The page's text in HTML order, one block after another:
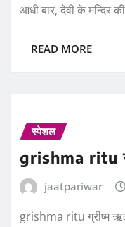
आधी बार, देवी के मन्दिर
READ MORE
स्पेशल
grishma ritu
jaatpariwar
grishma ritu ग्रीष्म ऋतु